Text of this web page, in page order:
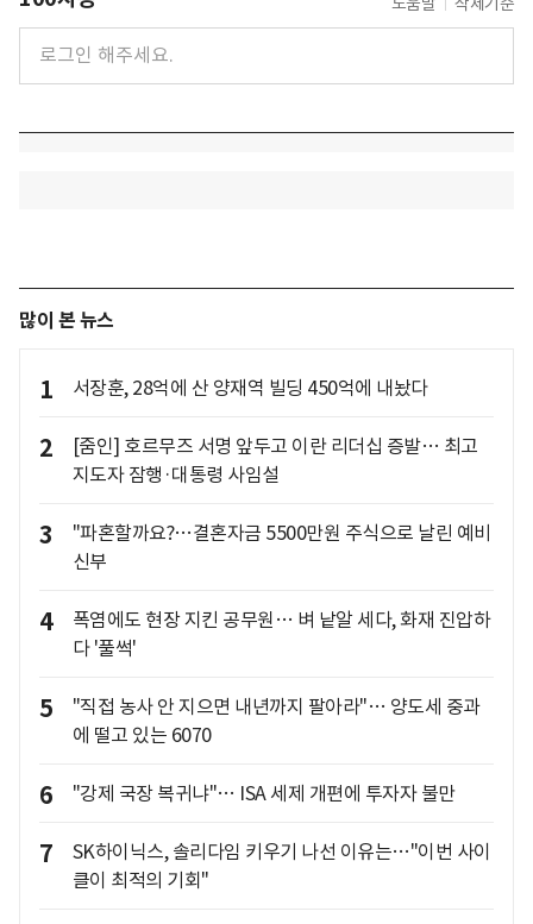
많이 본 뉴스
1 서장훈, 28억에 산 양재역 빌딩 450억에 내놨다
2
[줌인] 호르무즈 서명 앞두고 이란 리더십 증발… 최고
지도자 잠행·대통령 사임설
3
"파혼할까요?…결혼자금 5500만원 주식으로 날린 예비
신부
4
폭염에도 현장 지킨 공무원… 벼 낱알 세다, 화재 진압하
다 '풀썩'
5
"직접 농사 안 지으면 내년까지 팔아라"… 양도세 중과
에 떨고 있는 6070
6 "강제 국장 복귀냐"… ISA 세제 개편에 투자자 불만
7
SK하이닉스, 솔리다임 키우기 나선 이유는…"이번 사이
클이 최적의 기회"